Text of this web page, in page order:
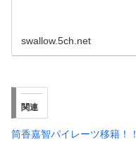
swallow.5ch.net
関連
筒香嘉智パイレーツ移籍！！